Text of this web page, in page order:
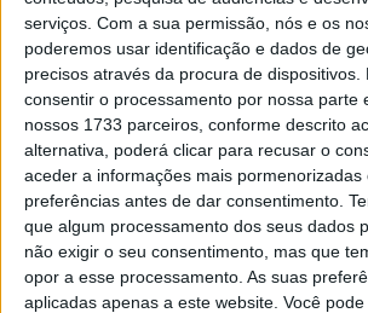
serviços. Com a sua permissão, nós e os
poderemos usar identificação e dados de
precisos através da procura de dispositivos.
consentir o processamento por nossa parte
nossos 1733 parceiros, conforme descrito
alternativa, poderá clicar para recusar o
aceder a informações mais pormenorizadas
preferências antes de dar consentimento.
que algum processamento dos seus dados
não exigir o seu consentimento, mas que
opor a esse processamento. As suas
aplicadas apenas a este website. Você
Esta e outras notícias para ouvir na
FM ou emwww.968.fm.
Pub
TAGS Campeonato de Portugal Cinfães
Viseu